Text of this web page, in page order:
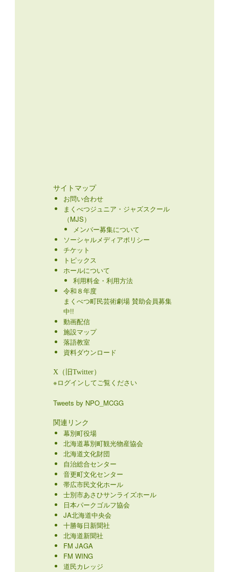
サイトマップ
お問い合わせ
まくべつジュニア・ジャズスクール
（MJS）
メンバー募集について
ソーシャルメディアポリシー
チケット
トピックス
ホールについて
利用料金・利用方法
令和８年度
まくべつ町民芸術劇場 賛助会員募集
中!!
動画配信
施設マップ
落語教室
資料ダウンロード
X（旧Twitter）
※ログインしてご覧ください
Tweets by NPO_MCGG
関連リンク
幕別町役場
北海道幕別町観光物産協会
北海道文化財団
自治総合センター
音更町文化センター
帯広市民文化ホール
士別市あさひサンライズホール
日本パークゴルフ協会
JA北海道中央会
十勝毎日新聞社
北海道新聞社
FM JAGA
FM WING
道民カレッジ